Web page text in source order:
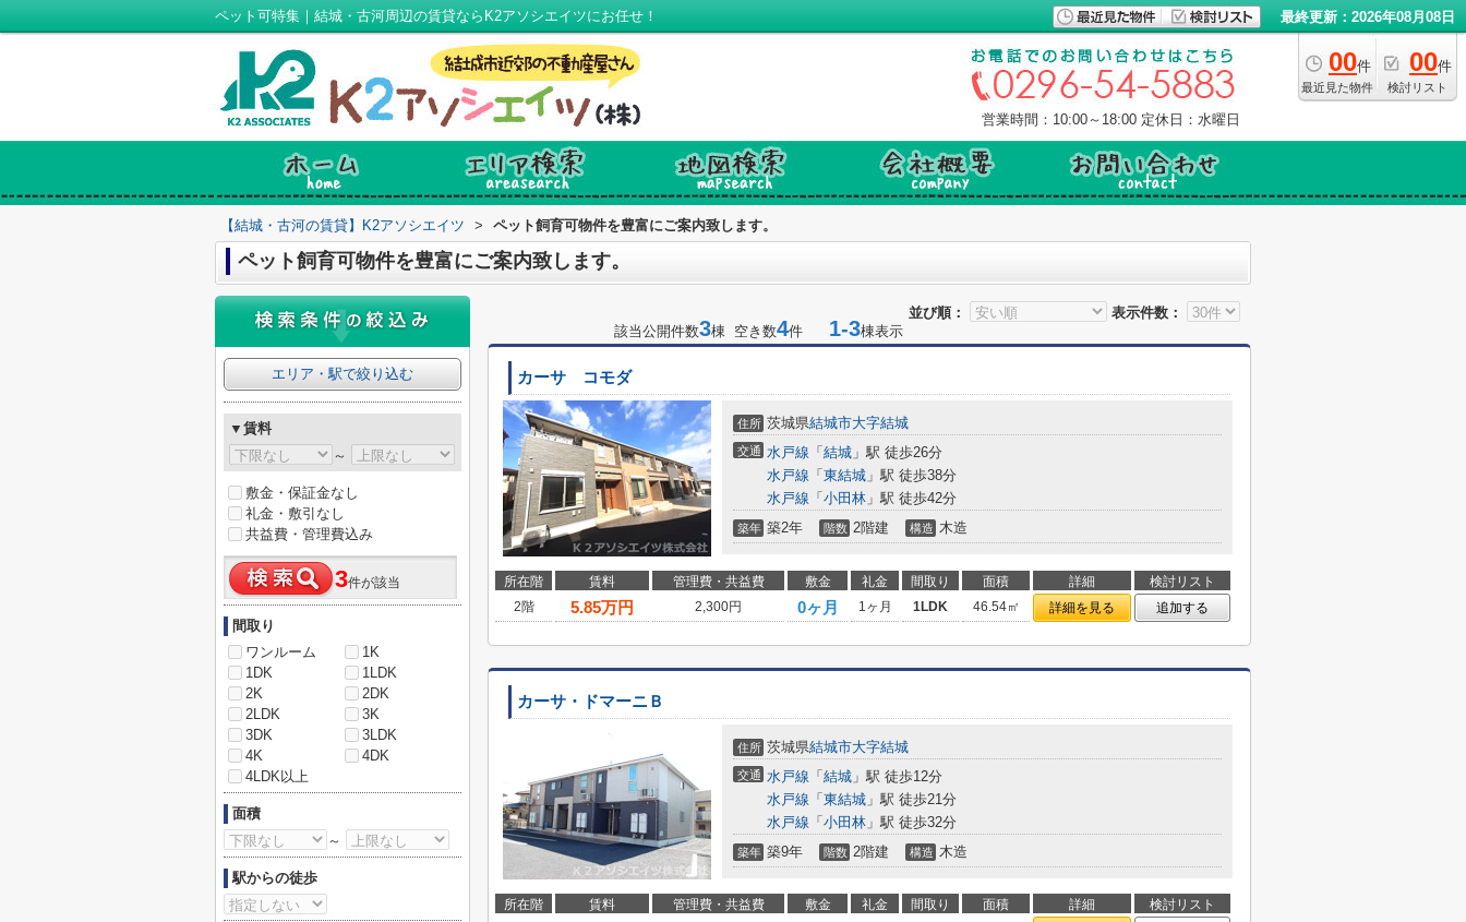
ペット可特集｜結城・古河周辺の賃貸ならK2アソシエイツにお任せ！ 最終更新：2026年08月08日
00件
最近見た物件
00件
検討リスト
営業時間：10:00～18:00 定休日：水曜日
【結城・古河の賃貸】K2アソシエイツ > ペット飼育可物件を豊富にご案内致します。
ペット飼育可物件を豊富にご案内致します。
並び順：
表示件数：
該当公開件数3棟 空き数4件 1-3棟表示
カーサ コモダ
住所 茨城県結城市大字結城
交通 水戸線 「 結城 」駅 徒歩26分
水戸線 「 東結城 」駅 徒歩38分
水戸線 「 小田林 」駅 徒歩42分
築年 築2年 階数 2階建 構造 木造
所在階 賃料 管理費・共益費 敷金 礼金 間取り 面積 詳細
検討リスト
2階
5.85万円 2,300円 0ヶ月 1ヶ月 1LDK 46.54㎡ 詳細を見る 追加する
カーサ・ドマーニＢ
住所 茨城県結城市大字結城
交通 水戸線 「 結城 」駅 徒歩12分
水戸線 「 東結城 」駅 徒歩21分
水戸線 「 小田林 」駅 徒歩32分
築年 築9年 階数 2階建 構造 木造
所在階 賃料 管理費・共益費 敷金 礼金 間取り 面積 詳細
検討リスト
エリア・駅で絞り込む
▼賃料
～
敷金・保証金なし
礼金・敷引なし
共益費・管理費込み
3件が該当
間取り
ワンルーム
1K
1DK
1LDK
2K
2DK
2LDK
3K
3DK
3LDK
4K
4DK
4LDK以上
面積
～
駅からの徒歩